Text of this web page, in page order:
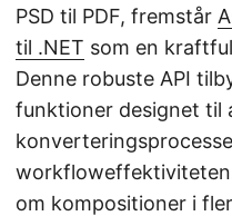
PSD til PDF, fremstår
til .NET som en
Denne robuste API
funktioner designet til
om kompositioner i